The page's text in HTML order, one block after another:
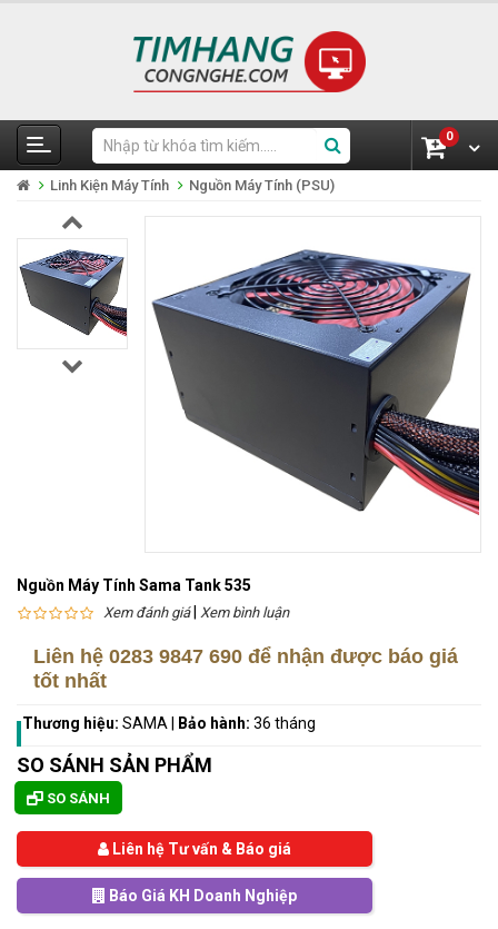
0
Linh Kiện Máy Tính Nguồn Máy Tính (PSU)
Nguồn Máy Tính Sama Tank 535
Xem đánh giá| Xem bình luận
Liên hệ 0283 9847 690 để nhận được báo giá
tốt nhất
Thương hiệu: SAMA Bảo hành: 36 tháng
SO SÁNH SẢN PHẨM
SO SÁNH
Liên hệ Tư vấn & Báo giá
Báo Giá KH Doanh Nghiệp